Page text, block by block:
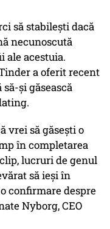
să stabilești dacă
necunoscută
ale acestuia.
a oferit recent
și găsească
vrei să găsești o
în completarea
lucruri de genul
să ieși în
confirmare despre
Nyborg, CEO